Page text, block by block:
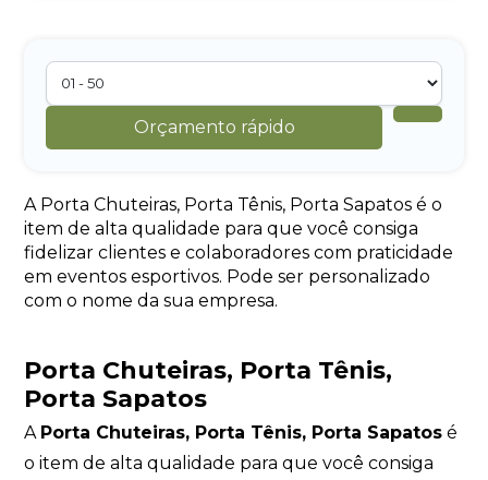
Orçamento rápido
A Porta Chuteiras, Porta Tênis, Porta Sapatos é o
item de alta qualidade para que você consiga
fidelizar clientes e colaboradores com praticidade
em eventos esportivos. Pode ser personalizado
com o nome da sua empresa.
Porta Chuteiras, Porta Tênis,
Porta Sapatos
A Porta Chuteiras, Porta Tênis, Porta Sapatos é
o item de alta qualidade para que você consiga